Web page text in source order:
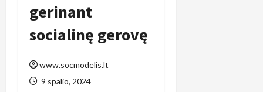
gerinant
socialinę gerovę
www.socmodelis.lt
9 spalio, 2024